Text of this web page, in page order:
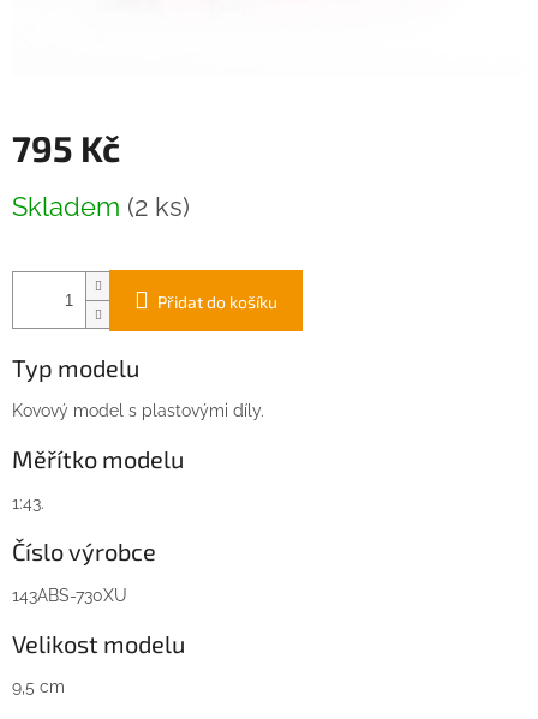
795 Kč
cena:
Skladem (2 ks)
Přidat do košíku
Typ modelu
Kovový model s plastovými díly.
Měřítko modelu
1:43.
Číslo výrobce
143ABS-730XU
Velikost modelu
9,5 cm